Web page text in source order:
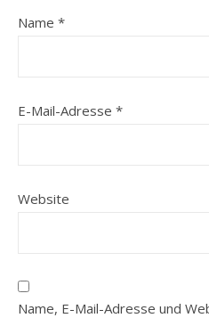
Name *
E-Mail-Adresse *
Website
Name, E-Mail-Adresse und